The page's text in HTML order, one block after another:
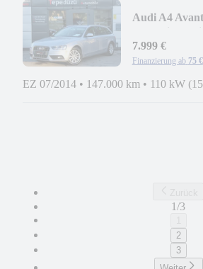
Audi A4 Avant
7.999 €
Finanzierung ab 75 €
EZ 07/2014 • 147.000 km • 110 kW
1/3
2
3